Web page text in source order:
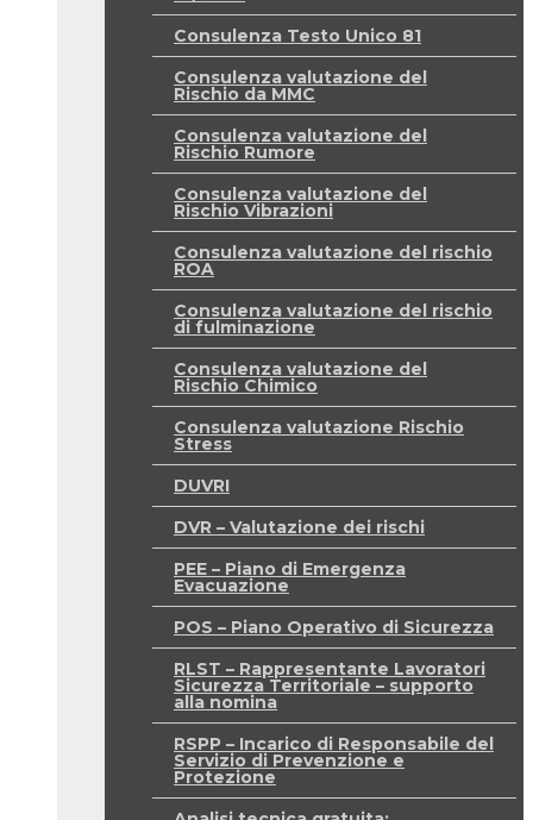
Consulenza Testo Unico 81
Consulenza valutazione del
Rischio da MMC
Consulenza valutazione del
Rischio Rumore
Consulenza valutazione del
Rischio Vibrazioni
Consulenza valutazione del rischio
ROA
Consulenza valutazione del rischio
di fulminazione
Consulenza valutazione del
Rischio Chimico
Consulenza valutazione Rischio
Stress
DUVRI
DVR – Valutazione dei rischi
PEE – Piano di Emergenza
Evacuazione
POS – Piano Operativo di Sicurezza
RLST – Rappresentante Lavoratori
Sicurezza Territoriale – supporto
alla nomina
RSPP – Incarico di Responsabile del
Servizio di Prevenzione e
Protezione